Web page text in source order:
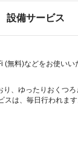
設備サービス
無料)などをお使いい
、ゆったりおくつ
は、毎日行われます